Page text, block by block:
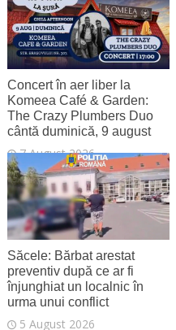
8 August 2026
Concert în aer liber la
Komeea Café & Garden:
The Crazy Plumbers Duo
cântă duminică, 9 august
7 August 2026
Săcele: Bărbat arestat
preventiv după ce ar fi
înjunghiat un localnic în
urma unui conflict
5 August 2026